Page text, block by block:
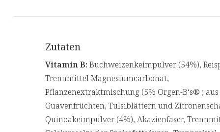
Zutaten
Vitamin B: Buchweizenkeimpulver (54%),
Trennmittel Magnesiumcarbonat,
Pflanzenextraktmischung (5% Orgen-B‘s® ; aus
Guavenfrüchten, Tulsiblättern und
Quinoakeimpulver (4%), Akazienfaser,